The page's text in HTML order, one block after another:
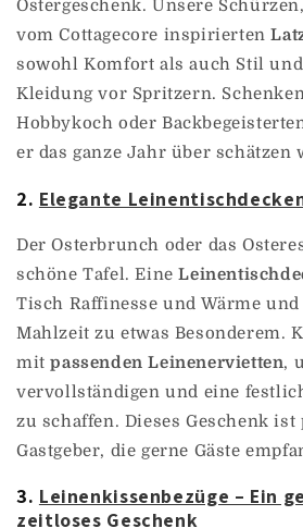
Ostergeschenk. Unsere
vom Cottagecore inspirierten
sowohl Komfort als auch Stil
Kleidung vor Spritzern.
Hobbykoch oder
er das ganze Jahr über schätzen
2. Elegante
Der Osterbrunch oder das
schöne Tafel. Eine
Tisch Raffinesse und Wärme
Mahlzeit zu etwas Besonderem.
mitpassenden Leinenervietten,
vervollständigen und eine
zu schaffen. Dieses Geschenk
Gastgeber, die gerne Gäste
3. Leinenkissenbezüge – Ein
zeitloses Geschenk